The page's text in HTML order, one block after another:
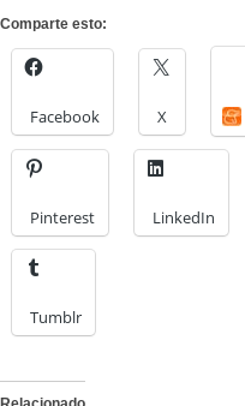
Comparte esto:
Facebook X
Pinterest LinkedIn
Tumblr